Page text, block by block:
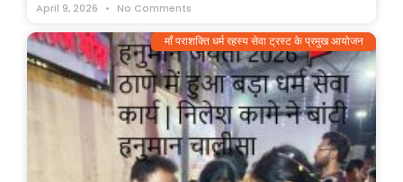
April 9, 2026 No Comments
माँ पराशक्ति धर्म रहस्य सेवा ट्रस्ट के प्रमुख आयोजन